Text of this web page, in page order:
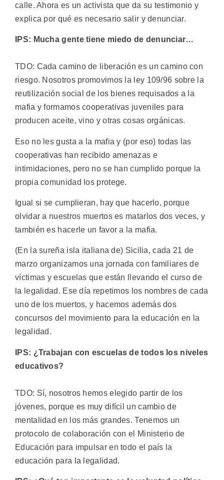
calle. Ahora es un activista que da su testimonio y
explica por qué es necesario salir y denunciar.
IPS: Mucha gente tiene miedo de denunciar…
TDO: Cada camino de liberación es un camino con
riesgo. Nosotros promovimos la ley 109/96 sobre la
reutilización social de los bienes requisados a la
mafia y formamos cooperativas juveniles para
producen aceite, vino y otras cosas orgánicas.
Eso no les gusta a la mafia y (por eso) todas las
cooperativas han recibido amenazas e
intimidaciones, pero no se han cumplido porque la
propia comunidad los protege.
Igual si se cumplieran, hay que hacerlo, porque
olvidar a nuestros muertos es matarlos dos veces, y
también es hacerle un favor a la mafia.
(En la sureña isla italiana de) Sicilia, cada 21 de
marzo organizamos una jornada con familiares de
víctimas y escuelas que están llevando el curso de
la legalidad. Ese día repetimos los nombres de cada
uno de los muertos, y hacemos además dos
concursos del movimiento para la educación en la
legalidad.
IPS: ¿Trabajan con escuelas de todos los niveles
educativos?
TDO: Sí, nosotros hemos elegido partir de los
jóvenes, porque es muy difícil un cambio de
mentalidad en los más grandes. Tenemos un
protocolo de colaboración con el Ministerio de
Educación para impulsar en todo el país la
educación para la legalidad.